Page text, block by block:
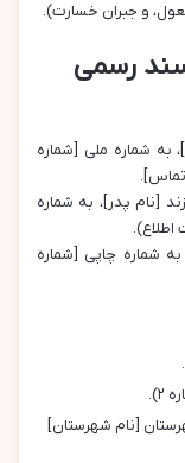
و جبران خسارت).
۱: جعل سند رسمی
به شماره ملی [شماره
تماس].
[نام پدر]، به شماره
شماره چاپی [شماره
[نام شهرستان]